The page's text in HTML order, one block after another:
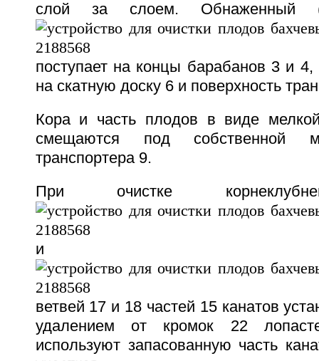
слой за слоем. Обнаженный
поступает на концы барабанов 3 и 4,
на скатную доску 6 и поверхность
Кора и часть плодов в виде
смещаются под собственной
транспортера 9.
При очистке
и
ветвей 17 и 18 частей 15 канатов
удалением от кромок 22
используют запасованную часть